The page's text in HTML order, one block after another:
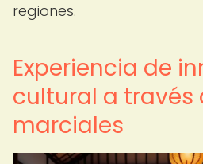
regiones.
Experiencia de
cultural a través
marciales